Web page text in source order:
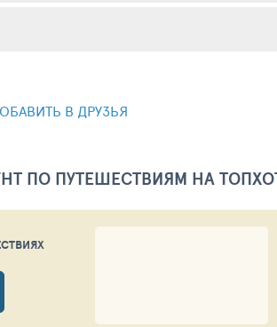
В ДРУЗЬЯ
ПО ПУТЕШЕСТВИЯМ НА